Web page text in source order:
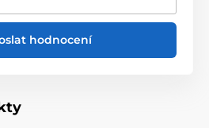
hodnocení